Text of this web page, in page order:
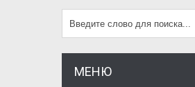
МЕНЮ